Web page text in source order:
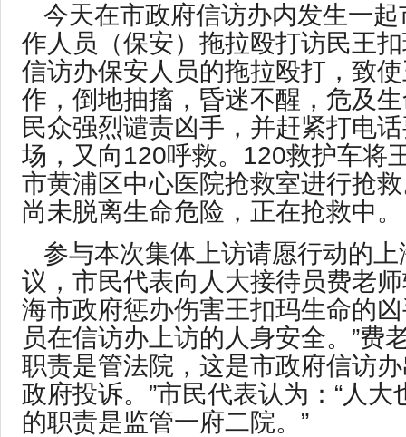
今天在市政府信访办内发生一
作人员（保安）拖拉殴打访民王
信访办保安人员的拖拉殴打，致
作，倒地抽搐，昏迷不醒，危及
民众强烈谴责凶手，并赶紧打电
场，又向120呼救。120救护车将
市黄浦区中心医院抢救室进行抢
尚未脱离生命危险，正在抢救中。
参与本次集体上访请愿行动的
议，市民代表向人大接待员费老
海市政府惩办伤害王扣玛生命的
员在信访办上访的人身安全。”费
职责是管法院，这是市政府信访
政府投诉。”市民代表认为：“人
的职责是监管一府二院。”